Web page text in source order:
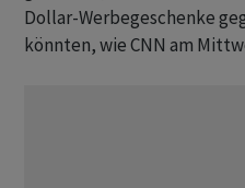
Dollar-Werbegeschenke
könnten, wie CNN am